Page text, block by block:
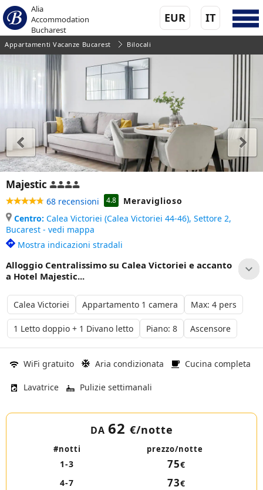
Alia
Accommodation
Bucharest
IT
EUR
Appartamenti Vacanze Bucarest Bilocali
Majestic
68 recensioni 4.8
Meraviglioso
Centro: Calea Victoriei (Calea Victoriei 44-46), Settore 2,
Bucarest - vedi mappa
Mostra indicazioni stradali
Alloggio Centralissimo su Calea Victoriei e accanto
a Hotel Majestic...
Calea Victoriei Appartamento 1 camera Max: 4 pers
1 Letto doppio + 1 Divano letto Piano: 8 Ascensore
WiFi gratuito Aria condizionata Cucina completa
Lavatrice Pulizie settimanali
DA 62 €/notte
#notti prezzo/notte
1-3 75€
4-7
73€